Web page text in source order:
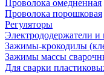
Проволока омедненная
Проволока порошковая
Регуляторы
Электрододержатели и
Зажимы-крокодилы
Зажимы массы
Для сварки